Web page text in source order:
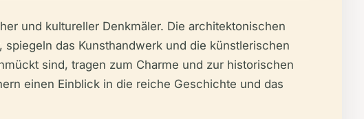
und kultureller Denkmäler. Die architektonischen
das Kunsthandwerk und die künstlerischen
sind, tragen zum Charme und zur historischen
einen Einblick in die reiche Geschichte und das